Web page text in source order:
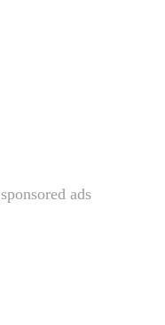
sponsored ads